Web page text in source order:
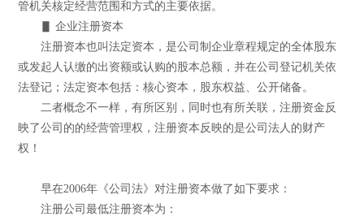
管机关核定经营范围和方式的主要依据。
▋ 企业注册资本
注册资本也叫法定资本，是公司制企业章程规定的全体股东
或发起人认缴的出资额或认购的股本总额，并在公司登记机关依
法登记；法定资本包括：核心资本，股东权益、公开储备。
二者概念不一样，有所区别，同时也有所关联，注册资金反
映了公司的的经营管理权，注册资本反映的是公司法人的财产
权！
早在2006年《公司法》对注册资本做了如下要求：
注册公司最低注册资本为：